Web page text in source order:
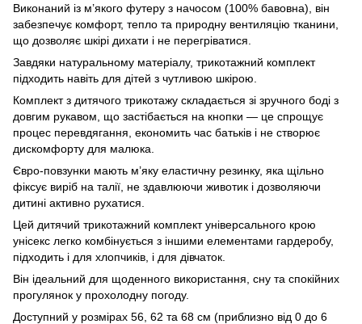
Виконаний із м’якого футеру з начосом (100% бавовна), він
забезпечує комфорт, тепло та природну вентиляцію тканини,
що дозволяє шкірі дихати і не перегріватися.
Завдяки натуральному матеріалу, трикотажний комплект
підходить навіть для дітей з чутливою шкірою.
Комплект з дитячого трикотажу складається зі зручного боді з
довгим рукавом, що застібається на кнопки — це спрощує
процес перевдягання, економить час батьків і не створює
дискомфорту для малюка.
Євро-повзунки мають м’яку еластичну резинку, яка щільно
фіксує виріб на талії, не здавлюючи животик і дозволяючи
дитині активно рухатися.
Цей дитячий трикотажний комплект універсального крою
унісекс легко комбінується з іншими елементами гардеробу,
підходить і для хлопчиків, і для дівчаток.
Він ідеальний для щоденного використання, сну та спокійних
прогулянок у прохолодну погоду.
Доступний у розмірах 56, 62 та 68 см (приблизно від 0 до 6